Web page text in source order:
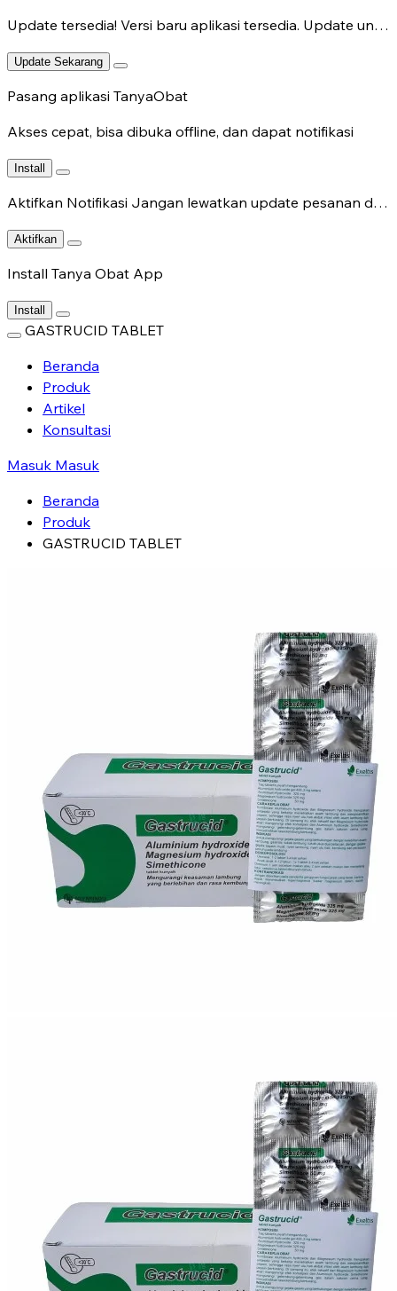
Update tersedia! Versi baru aplikasi tersedia. Update untuk fitur terbaru.
Update Sekarang
Pasang aplikasi TanyaObat
Akses cepat, bisa dibuka offline, dan dapat notifikasi
Install
Aktifkan Notifikasi Jangan lewatkan update pesanan dan chat dokter.
Aktifkan
Install Tanya Obat App
Install
GASTRUCID TABLET
Beranda
Produk
Artikel
Konsultasi
Masuk Masuk
Beranda
Produk
GASTRUCID TABLET